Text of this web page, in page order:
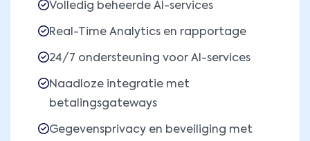
Volledig beheerde AI-services
Real-Time Analytics en rapportage
24/7 ondersteuning voor AI-services
Naadloze integratie met
betalingsgateways
Gegevensprivacy en beveiliging met